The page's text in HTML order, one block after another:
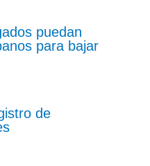
puedan
para bajar
de